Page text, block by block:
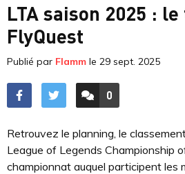
LTA saison 2025 :
FlyQuest
Publié par Flamm le 29 sept. 2025
ACCÉDER AUX
0
COMMENTAIRES
Retrouvez le planning, le
League of Legends Championship
championnat auquel participent les